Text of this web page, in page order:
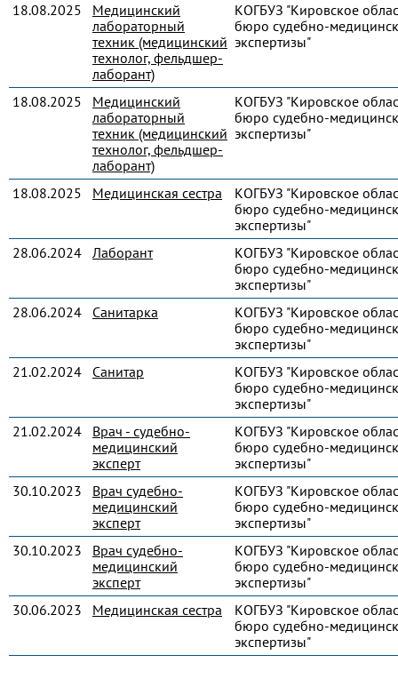
18.08.2025
Медицинский
лабораторный
техник (медицинский
технолог, фельдшер-
лаборант)
КОГБУЗ "Кировское
бюро судебно-
экспертизы"
18.08.2025
Медицинский
лабораторный
техник (медицинский
технолог, фельдшер-
лаборант)
КОГБУЗ "Кировское
бюро судебно-
экспертизы"
18.08.2025 Медицинская сестра
КОГБУЗ "Кировское
бюро судебно-
экспертизы"
28.06.2024 Лаборант
КОГБУЗ "Кировское
бюро судебно-
экспертизы"
28.06.2024
Санитарка
КОГБУЗ "Кировское
бюро судебно-
экспертизы"
21.02.2024
Санитар
КОГБУЗ "Кировское
бюро судебно-
экспертизы"
21.02.2024
Врач - судебно-
медицинский
эксперт
КОГБУЗ "Кировское
бюро судебно-
экспертизы"
30.10.2023
Врач судебно-
медицинский
эксперт
КОГБУЗ "Кировское
бюро судебно-
экспертизы"
30.10.2023
Врач судебно-
медицинский
эксперт
КОГБУЗ "Кировское
бюро судебно-
экспертизы"
30.06.2023
Медицинская сестра
КОГБУЗ "Кировское
бюро судебно-
экспертизы"